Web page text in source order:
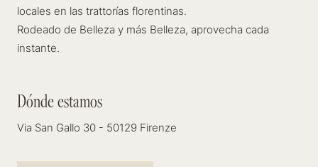
locales en las trattorías florentinas.
Rodeado de Belleza y más Belleza, aprovecha cada
instante.
Dónde estamos
Dónde estamos
Via San Gallo 30 - 50129 Firenze